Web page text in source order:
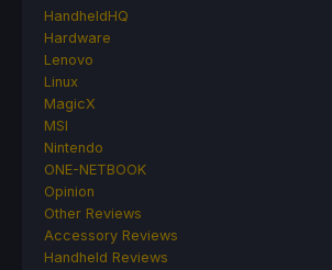
HandheldHQ
Hardware
Lenovo
Linux
MagicX
MSI
Nintendo
ONE-NETBOOK
Opinion
Other Reviews
Accessory Reviews
Handheld Reviews